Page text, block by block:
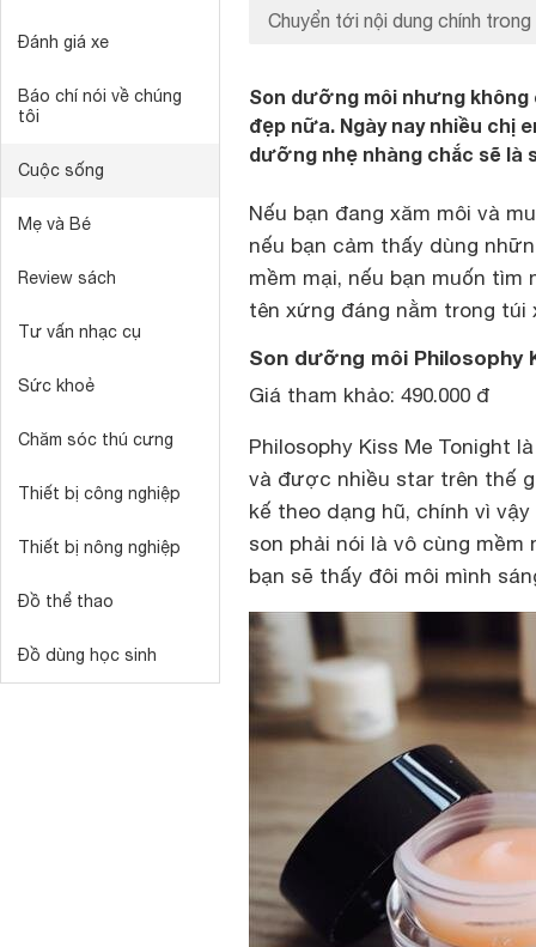
Đánh giá xe
Báo chí nói về chúng
tôi
Cuộc sống
Mẹ và Bé
Review sách
Tư vấn nhạc cụ
Sức khoẻ
Chăm sóc thú cưng
Thiết bị công nghiệp
Thiết bị nông nghiệp
Đồ thể thao
Đồ dùng học sinh
Chuyển tới nội dung chính
Son dưỡng môi nhưng
đẹp nữa. Ngày nay nhiều chị
dưỡng nhẹ nhàng chắc sẽ
Nếu bạn đang xăm môi và
nếu bạn cảm thấy dùng
mềm mại, nếu bạn muốn
tên xứng đáng nằm trong túi
Son dưỡng môi Philosophy
Giá tham khảo: 490.000 đ
Philosophy Kiss Me Tonight
và được nhiều star trên thế
kế theo dạng hũ, chính vì
son phải nói là vô cùng mềm
bạn sẽ thấy đôi môi mình